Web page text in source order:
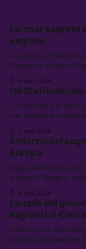
Le chat segrete
segrete
La procura di Roma
Delmastro a Mauro
attacchi in Libano, il
flessibilità in armi e
abbandonata
6 ago 2026
Gli Stati Uniti,
Un accordo per
ore, mentre
chi aspetta i dispersi
diluiti, e quanti
5 ago 2026
Il ritorno del
Europa
Oggi alla riunione per
aiutare la Spagna,
spontanei a Gaza, un
sole per raccogliere
4 ago 2026
Le spie del
migranti di Ceuta
Secondo un
individuato operatori